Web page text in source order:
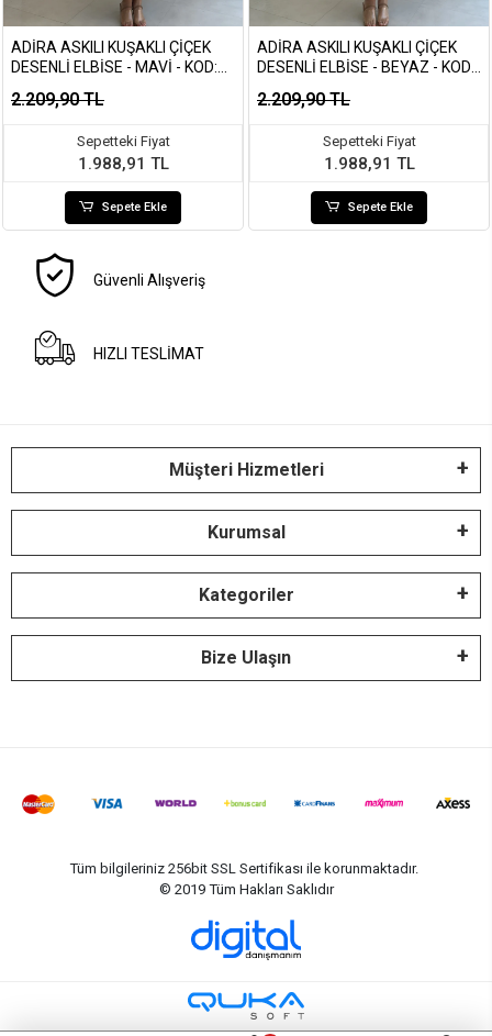
ADIRA ASKILI KUŞAKLI ÇIÇEK
DESENLI ELBISE - MAVI - KOD:
2.209,90 TL
Sepetteki Fiyat
1.988,91 TL
Sepete Ekle
ADIRA ASKILI KUŞAKLI ÇIÇEK
DESENLI ELBISE - BEYAZ - KOD:
2.209,90 TL
Sepetteki Fiyat
1.988,91 TL
Sepete Ekle
Güvenli Alışveriş
HIZLI TESLİMAT
Müşteri Hizmetleri
Kurumsal
Kategoriler
Bize Ulaşın
Tüm bilgileriniz 256bit SSL Sertifikası ile korunmaktadır.
© 2019 Tüm Hakları Saklıdır